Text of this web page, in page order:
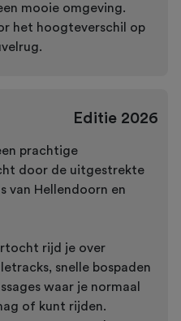
mooie omgeving.
het hoogteverschil op
Editie2026
prachtige
door de uitgestrekte
van Hellendoorn en
rijd je over
snelle bospaden
waar je normaal
of kunt rijden.